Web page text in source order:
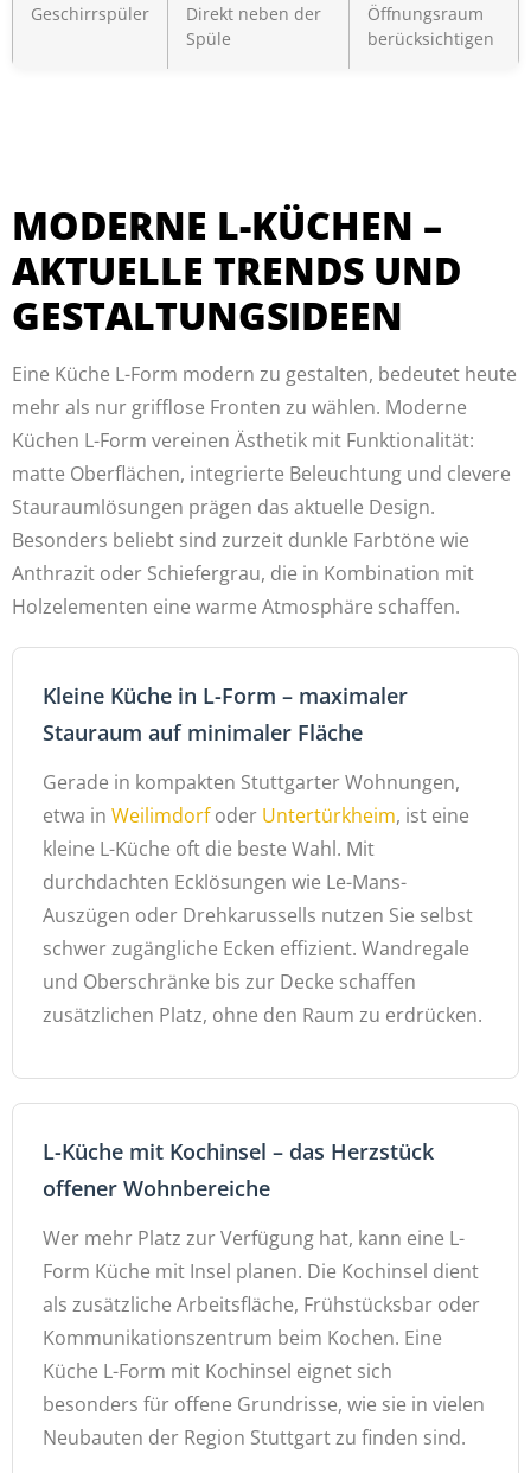
Geschirrspüler
Direkt neben der
Spüle
Öffnungsraum
berücksichtigen
MODERNE L-KÜCHEN –
AKTUELLE TRENDS UND
GESTALTUNGSIDEEN
Eine Küche L-Form modern zu gestalten, bedeutet heute
mehr als nur grifflose Fronten zu wählen. Moderne
Küchen L-Form vereinen Ästhetik mit Funktionalität:
matte Oberflächen, integrierte Beleuchtung und clevere
Stauraumlösungen prägen das aktuelle Design.
Besonders beliebt sind zurzeit dunkle Farbtöne wie
Anthrazit oder Schiefergrau, die in Kombination mit
Holzelementen eine warme Atmosphäre schaffen.
Kleine Küche in L-Form – maximaler
Stauraum auf minimaler Fläche
Gerade in kompakten Stuttgarter Wohnungen,
etwa in Weilimdorfoder Untertürkheim, ist eine
kleine L-Küche oft die beste Wahl. Mit
durchdachten Ecklösungen wie Le-Mans-
Auszügen oder Drehkarussells nutzen Sie selbst
schwer zugängliche Ecken effizient. Wandregale
und Oberschränke bis zur Decke schaffen
zusätzlichen Platz, ohne den Raum zu erdrücken.
L-Küche mit Kochinsel – das Herzstück
offener Wohnbereiche
Wer mehr Platz zur Verfügung hat, kann eine L-
Form Küche mit Insel planen. Die Kochinsel dient
als zusätzliche Arbeitsfläche, Frühstücksbar oder
Kommunikationszentrum beim Kochen. Eine
Küche L-Form mit Kochinsel eignet sich
besonders für offene Grundrisse, wie sie in vielen
Neubauten der Region Stuttgart zu finden sind.